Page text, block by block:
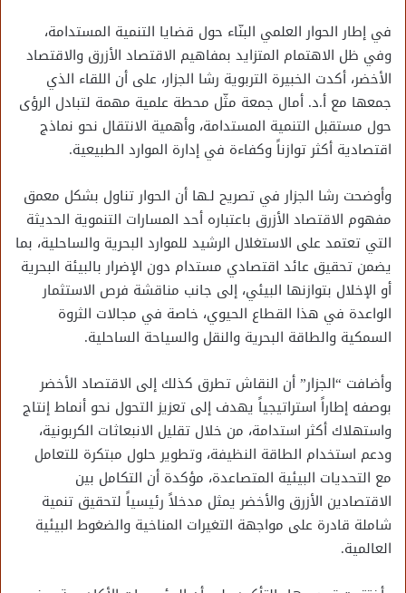
في إطار الحوار العلمي البنّاء حول قضايا التنمية المستدامة،
وفي ظل الاهتمام المتزايد بمفاهيم الاقتصاد الأزرق والاقتصاد
الأخضر، أكدت الخبيرة التربوية رشا الجزار، على أن اللقاء الذي
جمعها مع أ.د. أمال جمعة مثّل محطة علمية مهمة لتبادل الرؤى
حول مستقبل التنمية المستدامة، وأهمية الانتقال نحو نماذج
اقتصادية أكثر توازناً وكفاءة في إدارة الموارد الطبيعية.
وأوضحت رشا الجزار في تصريح لـها أن الحوار تناول بشكل معمق
مفهوم الاقتصاد الأزرق باعتباره أحد المسارات التنموية الحديثة
التي تعتمد على الاستغلال الرشيد للموارد البحرية والساحلية، بما
يضمن تحقيق عائد اقتصادي مستدام دون الإضرار بالبيئة البحرية
أو الإخلال بتوازنها البيئي، إلى جانب مناقشة فرص الاستثمار
الواعدة في هذا القطاع الحيوي، خاصة في مجالات الثروة
السمكية والطاقة البحرية والنقل والسياحة الساحلية.
وأضافت “الجزار” أن النقاش تطرق كذلك إلى الاقتصاد الأخضر
بوصفه إطاراً استراتيجياً يهدف إلى تعزيز التحول نحو أنماط إنتاج
واستهلاك أكثر استدامة، من خلال تقليل الانبعاثات الكربونية،
ودعم استخدام الطاقة النظيفة، وتطوير حلول مبتكرة للتعامل
مع التحديات البيئية المتصاعدة، مؤكدة أن التكامل بين
الاقتصادين الأزرق والأخضر يمثل مدخلاً رئيسياً لتحقيق تنمية
شاملة قادرة على مواجهة التغيرات المناخية والضغوط البيئية
العالمية.